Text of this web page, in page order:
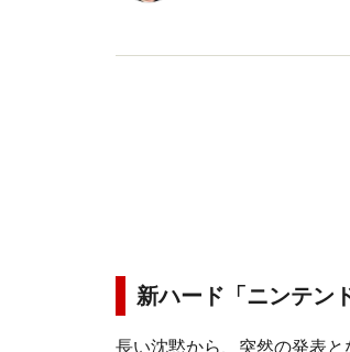
新ハード「ニンテン
長い沈黙から、突然の発表